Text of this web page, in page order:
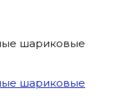
шариковые
шариковые